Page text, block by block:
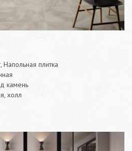
Напольная плитка
камень
холл